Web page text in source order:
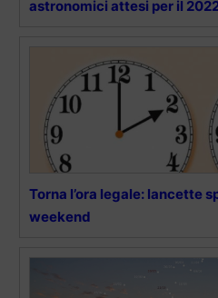
astronomici attesi per il
Torna l’ora legale: lancette
weekend